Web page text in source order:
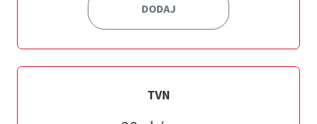
DODAJ
TVN